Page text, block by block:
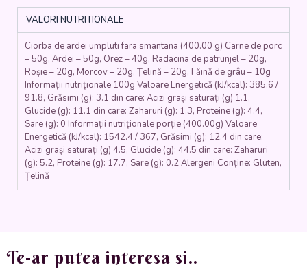
morcovi,
rosii,
telina,
ardei,
orez,
faina,
VALORI NUTRITIONALE
Ciorba de ardei umpluti fara smantana (400.00 g) Carne de porc
– 50g, Ardei – 50g, Orez – 40g, Radacina de patrunjel – 20g,
Roșie – 20g, Morcov – 20g, Țelină – 20g, Făină de grâu – 10g
Informații nutriționale 100g Valoare Energetică (kJ/kcal): 385.6 /
91.8, Grăsimi (g): 3.1 din care: Acizi grași saturați (g) 1.1,
Glucide (g): 11.1 din care: Zaharuri (g): 1.3, Proteine (g): 4.4,
Sare (g): 0 Informații nutriționale porție (400.00g) Valoare
Energetică (kJ/kcal): 1542.4 / 367, Grăsimi (g): 12.4 din care:
Acizi grași saturați (g) 4.5, Glucide (g): 44.5 din care: Zaharuri
(g): 5.2, Proteine (g): 17.7, Sare (g): 0.2 Alergeni Conține: Gluten,
Țelină
Te-ar putea interesa si..